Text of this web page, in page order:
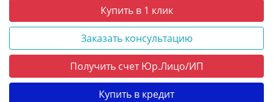
Купить в 1 клик
Заказать консультацию
Получить счет Юр.Лицо/ИП
Купить в кредит